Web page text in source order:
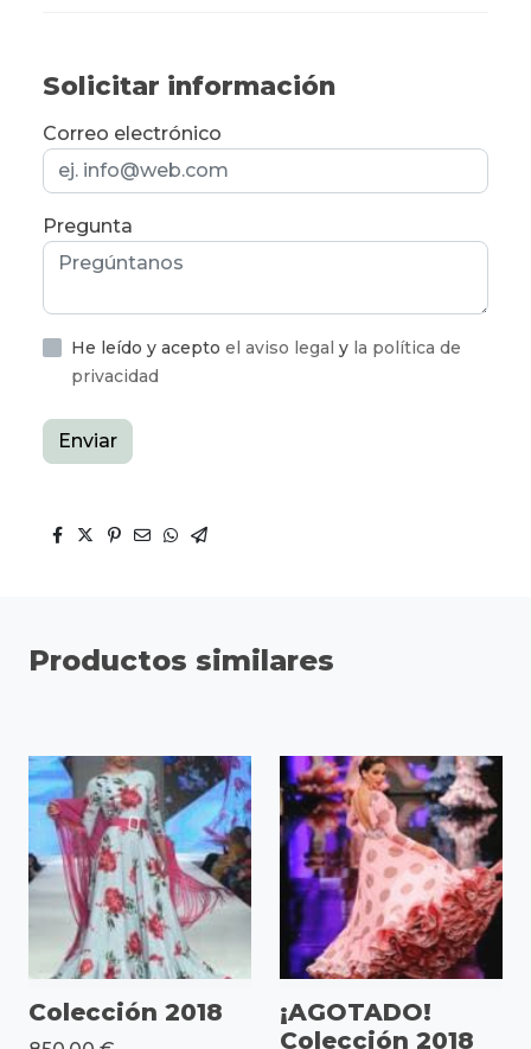
Solicitar información
Correo electrónico
Pregunta
He leído y acepto el aviso legal y la política de
privacidad
Enviar
Productos similares
Colección 2018
¡AGOTADO!
Colección 2018